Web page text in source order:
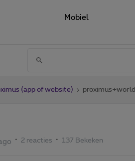
Mobiel
(app of website) proximus+world
2 reacties 137 Bekeken